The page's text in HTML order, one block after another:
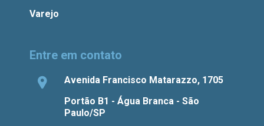
Varejo
Entre em contato
Avenida Francisco Matarazzo, 1705
Portão B1 - Água Branca - São
Paulo/SP